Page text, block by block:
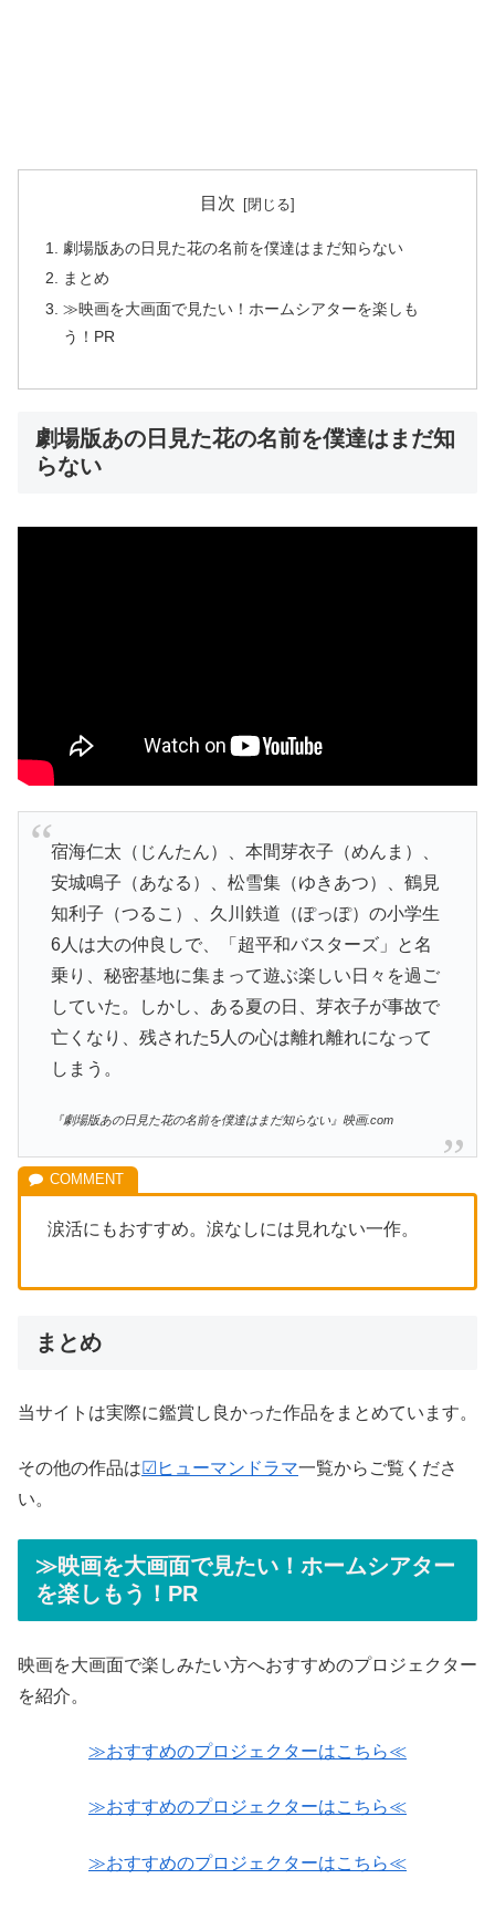
目次
劇場版あの日見た花の名前を僕達はまだ知らない
まとめ
≫映画を大画面で見たい！ホームシアターを楽しも
う！PR
劇場版あの日見た花の名前を僕達はまだ知
らない
宿海仁太（じんたん）、本間芽衣子（めんま）、
安城鳴子（あなる）、松雪集（ゆきあつ）、鶴見
知利子（つるこ）、久川鉄道（ぽっぽ）の小学生
6人は大の仲良しで、「超平和バスターズ」と名
乗り、秘密基地に集まって遊ぶ楽しい日々を過ご
していた。しかし、ある夏の日、芽衣子が事故で
亡くなり、残された5人の心は離れ離れになって
しまう。
『劇場版あの日見た花の名前を僕達はまだ知らない』映画.com
涙活にもおすすめ。涙なしには見れない一作。
まとめ
当サイトは実際に鑑賞し良かった作品をまとめています。
その他の作品は☑ヒューマンドラマ一覧からご覧くださ
い。
≫映画を大画面で見たい！ホームシアター
を楽しもう！PR
映画を大画面で楽しみたい方へおすすめのプロジェクター
を紹介。
≫おすすめのプロジェクターはこちら≪
≫おすすめのプロジェクターはこちら≪
≫おすすめのプロジェクターはこちら≪